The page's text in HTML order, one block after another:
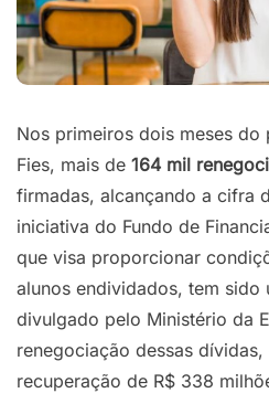
Nos primeiros dois meses do
Fies, mais de 164 mil
firmadas, alcançando a cifra
iniciativa do Fundo de
que visa proporcionar
alunos endividados, tem sido
divulgado pelo Ministério da
renegociação dessas
recuperação de R$ 338